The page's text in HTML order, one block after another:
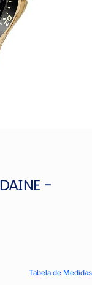
-
Tabela de Medidas